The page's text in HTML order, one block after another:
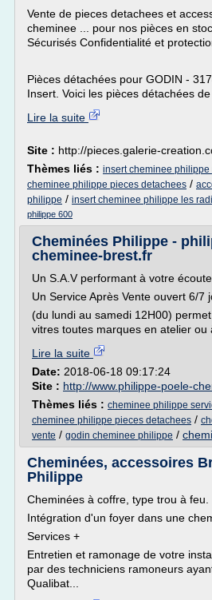
Vente de pieces detachees et
cheminee ... pour nos pièces en
Sécurisés Confidentialité et
Pièces détachées pour GODIN -
Insert. Voici les pièces détachées
Lire la suite
Site : http://pieces.galerie-
Thèmes liés : insert cheminee philippe
cheminee philippe pieces detachees /
philippe / insert cheminee philippe les
philippe 600
Cheminées Philippe -
cheminee-brest.fr
Un S.A.V performant à votre écoute.
Un Service Après Vente ouvert 6/7
(du lundi au samedi 12H00)
vitres toutes marques en atelier ou
Lire la suite
Date: 2018-06-18 09:17:24
Site : http://www.philippe-poele-
Thèmes liés : cheminee philippe
cheminee philippe pieces detachees /
vente / godin cheminee philippe /
Cheminées, accessoires
Philippe
Cheminées à coffre, type trou à feu.
Intégration d'un foyer dans une
Services +
Entretien et ramonage de votre
par des techniciens ramoneurs
Qualibat...